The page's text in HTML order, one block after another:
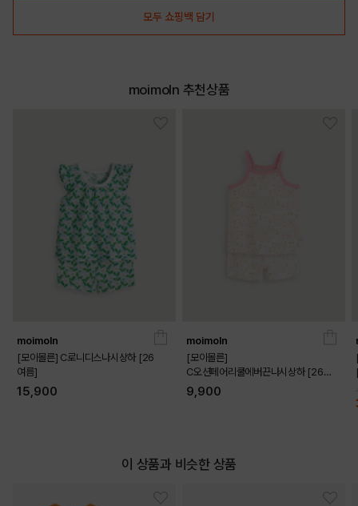
모두 쇼핑백 담기
moimoln 추천상품
moimoln
[모이몰른] C로니디스나시상하 [26
여름]
15,900
moimoln
[모이몰른]
C오션페어리쿨에버끈나시상하 [26
여름]
9,900
이 상품과 비슷한 상품